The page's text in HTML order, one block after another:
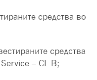
средства во
средства
– CL B;